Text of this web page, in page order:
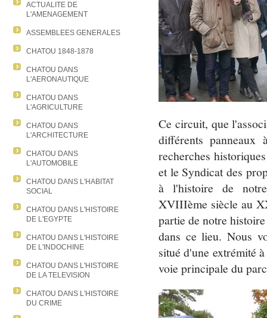
ACTUALITE DE
L'AMENAGEMENT
ASSEMBLEES GENERALES
CHATOU 1848-1878
CHATOU DANS
L'AERONAUTIQUE
CHATOU DANS
L'AGRICULTURE
CHATOU DANS
L'ARCHITECTURE
CHATOU DANS
L'AUTOMOBILE
CHATOU DANS L'HABITAT
SOCIAL
CHATOU DANS L'HISTOIRE
DE L'EGYPTE
CHATOU DANS L'HISTOIRE
DE L'INDOCHINE
CHATOU DANS L'HISTOIRE
DE LA TELEVISION
CHATOU DANS L'HISTOIRE
DU CRIME
Ce circuit, que
différents
recherches
et le Syndicat des
à l'histoire de
XVIIIème siècle au
partie de notre
dans ce lieu. Nous
situé d'une extrémité
voie principale du